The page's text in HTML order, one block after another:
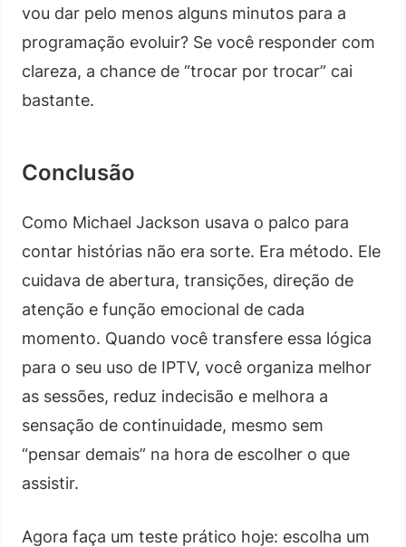
vou dar pelo menos alguns minutos para a
programação evoluir? Se você responder com
clareza, a chance de “trocar por trocar” cai
bastante.
Conclusão
Como Michael Jackson usava o palco para
contar histórias não era sorte. Era método. Ele
cuidava de abertura, transições, direção de
atenção e função emocional de cada
momento. Quando você transfere essa lógica
para o seu uso de IPTV, você organiza melhor
as sessões, reduz indecisão e melhora a
sensação de continuidade, mesmo sem
“pensar demais” na hora de escolher o que
assistir.
Agora faça um teste prático hoje: escolha um